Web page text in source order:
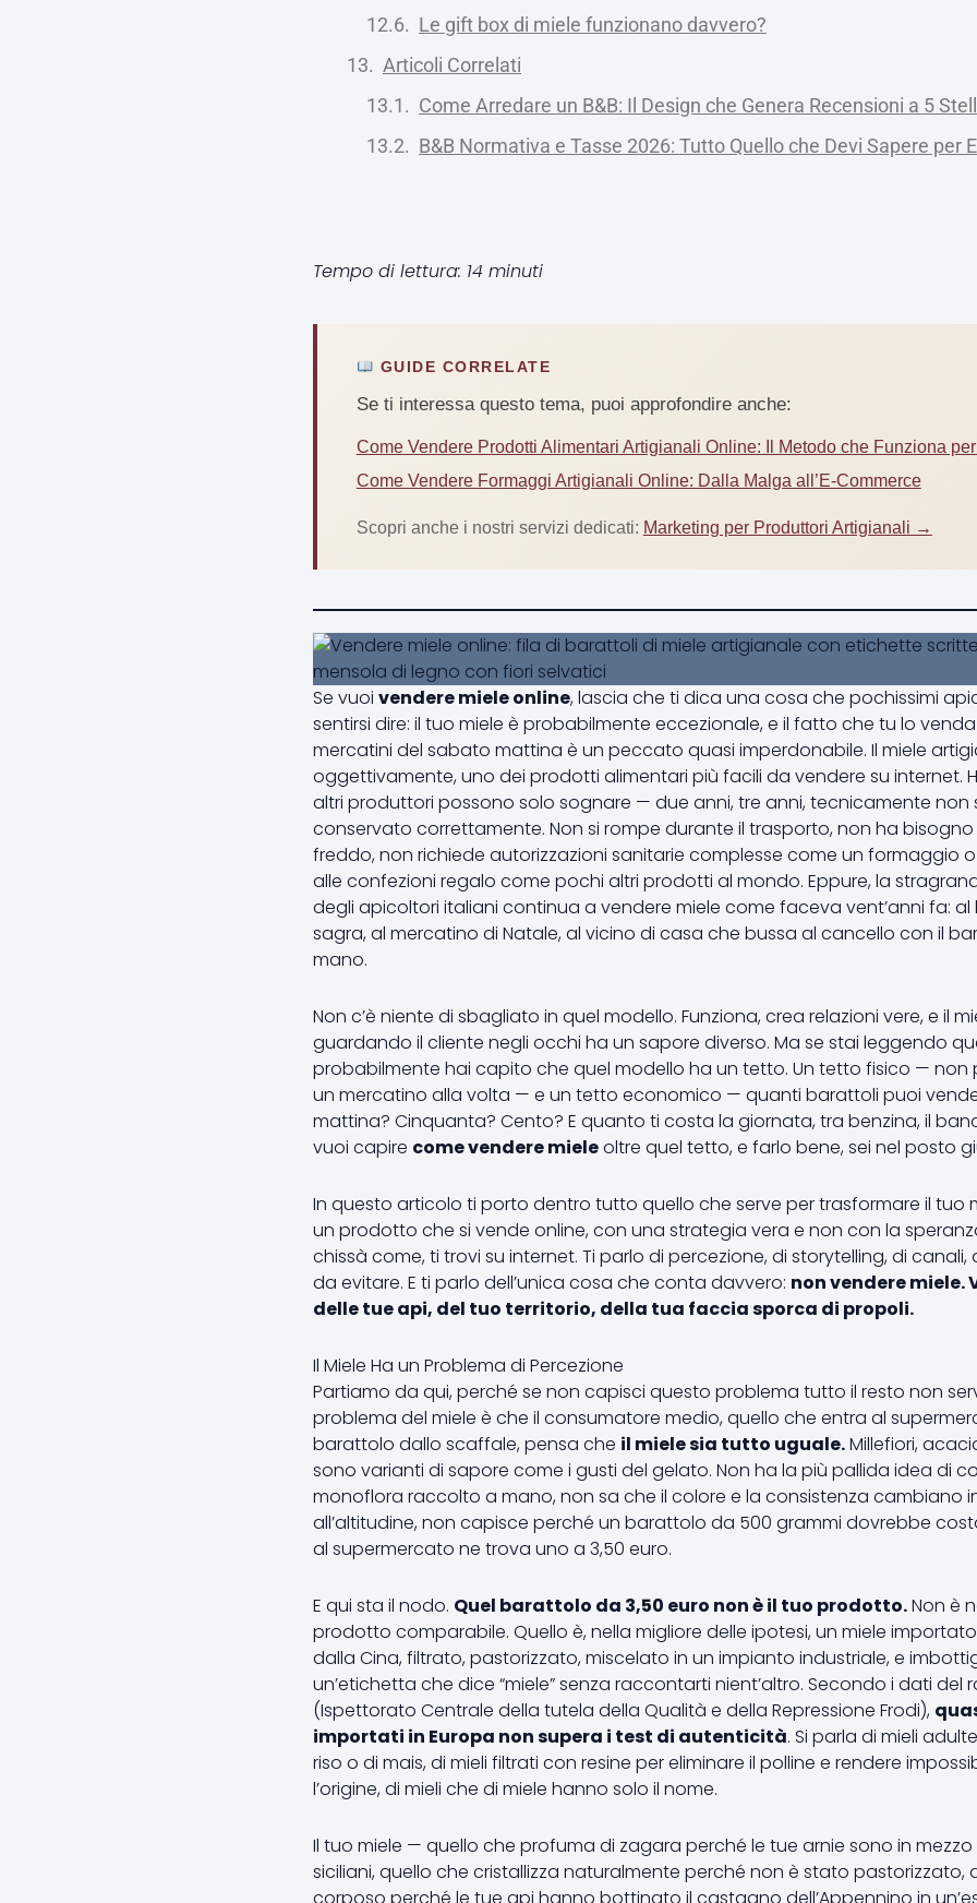
Le gift box di miele funzionano davvero?
Articoli Correlati
Come Arredare un B&B: Il Design che Genera Recensioni a 5
B&B Normativa e Tasse 2026: Tutto Quello che Devi Sapere per
Tempo di lettura: 14 minuti
GUIDE CORRELATE
Se ti interessa questo tema, puoi approfondire anche:
Come Vendere Prodotti Alimentari Artigianali Online: Il Metodo che Funziona
Come Vendere Formaggi Artigianali Online: Dalla Malga all’E-Commerce
Scopri anche i nostri servizi dedicati: Marketing per Produttori Artigianali →
Se vuoi vendere miele online, lascia che ti dica una cosa che pochissimi
sentirsi dire: il tuo miele è probabilmente eccezionale, e il fatto che tu lo
mercatini del sabato mattina è un peccato quasi imperdonabile. Il miele
oggettivamente, uno dei prodotti alimentari più facili da vendere su internet.
altri produttori possono solo sognare — due anni, tre anni, tecnicamente non
conservato correttamente. Non si rompe durante il trasporto, non ha
freddo, non richiede autorizzazioni sanitarie complesse come un formaggio o
alle confezioni regalo come pochi altri prodotti al mondo. Eppure, la
degli apicoltori italiani continua a vendere miele come faceva vent’anni fa:
sagra, al mercatino di Natale, al vicino di casa che bussa al cancello con il
mano.
Non c’è niente di sbagliato in quel modello. Funziona, crea relazioni vere, e il
guardando il cliente negli occhi ha un sapore diverso. Ma se stai leggendo
probabilmente hai capito che quel modello ha un tetto. Un tetto fisico — non
un mercatino alla volta — e un tetto economico — quanti barattoli puoi
mattina? Cinquanta? Cento? E quanto ti costa la giornata, tra benzina, il
vuoi capire come vendere mieleoltre quel tetto, e farlo bene, sei nel posto
In questo articolo ti porto dentro tutto quello che serve per trasformare il tuo
un prodotto che si vende online, con una strategia vera e non con la
chissà come, ti trovi su internet. Ti parlo di percezione, di storytelling, di canali,
da evitare. E ti parlo dell’unica cosa che conta davvero: non vendere miele.
delle tue api, del tuo territorio, della tua faccia sporca di propoli.
Il Miele Ha un Problema di Percezione
Partiamo da qui, perché se non capisci questo problema tutto il resto non
problema del miele è che il consumatore medio, quello che entra al
barattolo dallo scaffale, pensa che il miele sia tutto uguale.Millefiori,
sono varianti di sapore come i gusti del gelato. Non ha la più pallida idea di
monoflora raccolto a mano, non sa che il colore e la consistenza cambiano
all’altitudine, non capisce perché un barattolo da 500 grammi dovrebbe
al supermercato ne trova uno a 3,50 euro.
E qui sta il nodo. Quel barattolo da 3,50 euro non è il tuo prodotto.Non è
prodotto comparabile. Quello è, nella migliore delle ipotesi, un miele importato
dalla Cina, filtrato, pastorizzato, miscelato in un impianto industriale, e
un’etichetta che dice “miele” senza raccontarti nient’altro. Secondo i dati del
(Ispettorato Centrale della tutela della Qualità e della Repressione Frodi),
importati in Europa non supera i test di autenticità. Si parla di mieli
riso o di mais, di mieli filtrati con resine per eliminare il polline e rendere
l’origine, di mieli che di miele hanno solo il nome.
Il tuo miele — quello che profuma di zagara perché le tue arnie sono in
siciliani, quello che cristallizza naturalmente perché non è stato pastorizzato,